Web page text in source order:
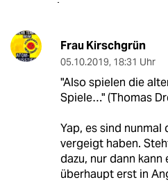
Frau Kirschgrün
05.10.2019, 18:31 Uhr
"Also spielen die
Spiele…" (Thomas
Yap, es sind
vergeigt haben.
dazu, nur dann kann
überhaupt erst in